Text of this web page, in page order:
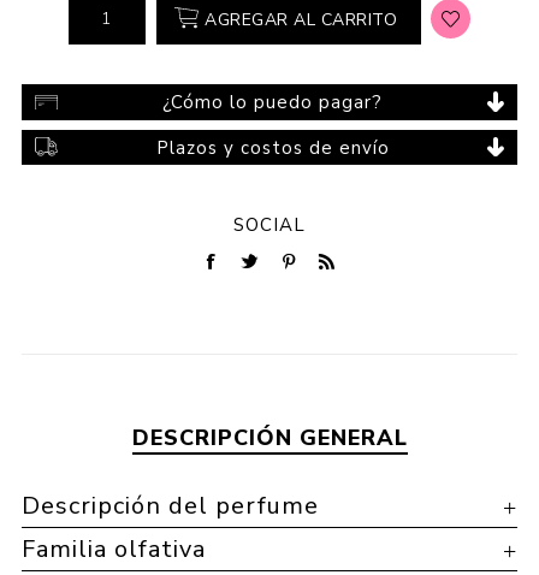
AGREGAR AL CARRITO
¿Cómo lo puedo pagar?
Plazos y costos de envío
SOCIAL
DESCRIPCIÓN GENERAL
Descripción del perfume
Familia olfativa